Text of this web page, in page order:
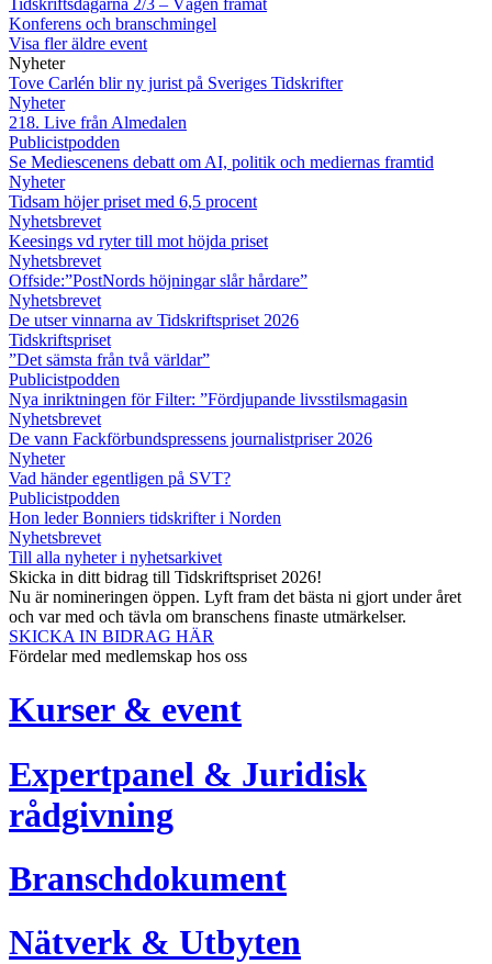
Konferens och branschmingel
Visa fler äldre event
Nyheter
Tove Carlén blir ny jurist på Sveriges Tidskrifter
Nyheter
218. Live från Almedalen
Publicistpodden
Se Mediescenens debatt om AI, politik och mediernas framtid
Nyheter
Tidsam höjer priset med 6,5 procent
Nyhetsbrevet
Keesings vd ryter till mot höjda priset
Nyhetsbrevet
Offside:”PostNords höjningar slår hårdare”
Nyhetsbrevet
De utser vinnarna av Tidskriftspriset 2026
Tidskriftspriset
”Det sämsta från två världar”
Publicistpodden
Nya inriktningen för Filter: ”Fördjupande livsstilsmagasin
Nyhetsbrevet
De vann Fackförbundspressens journalistpriser 2026
Nyheter
Vad händer egentligen på SVT?
Publicistpodden
Hon leder Bonniers tidskrifter i Norden
Nyhetsbrevet
Till alla nyheter i nyhetsarkivet
Skicka in ditt bidrag till Tidskriftspriset 2026!
Nu är nomineringen öppen. Lyft fram det bästa ni gjort under året
och var med och tävla om branschens finaste utmärkelser.
SKICKA IN BIDRAG HÄR
Fördelar med medlemskap hos oss
Kurser & event
Expertpanel & Juridisk
rådgivning
Branschdokument
Nätverk & Utbyten